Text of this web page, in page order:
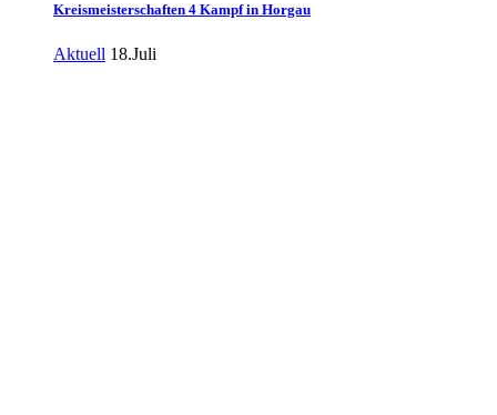
Kreismeisterschaften 4 Kampf in Horgau
Aktuell 18.Juli